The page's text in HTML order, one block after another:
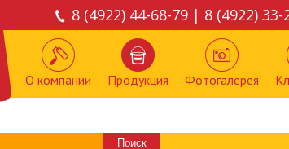
8 (4922) 44-68-79 | 8 (4922) 33-
О компании Продукция Фотогалерея